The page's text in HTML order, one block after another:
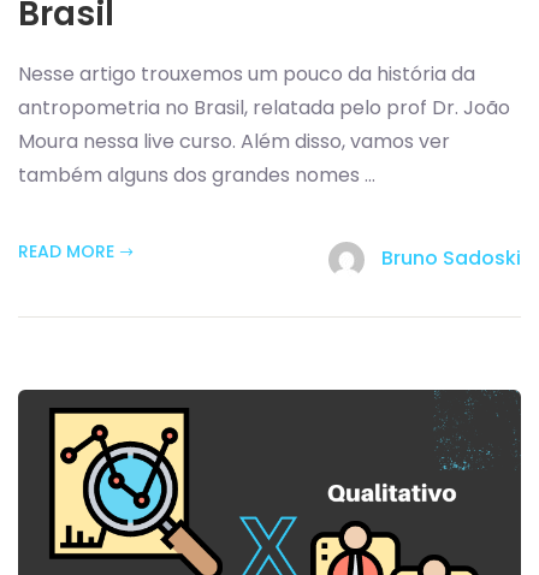
Brasil
Nesse artigo trouxemos um pouco da história da
antropometria no Brasil, relatada pelo prof Dr. João
Moura nessa live curso. Além disso, vamos ver
também alguns dos grandes nomes ...
READ MORE Bruno Sadoski